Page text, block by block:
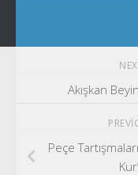
Akışkan
Peçe